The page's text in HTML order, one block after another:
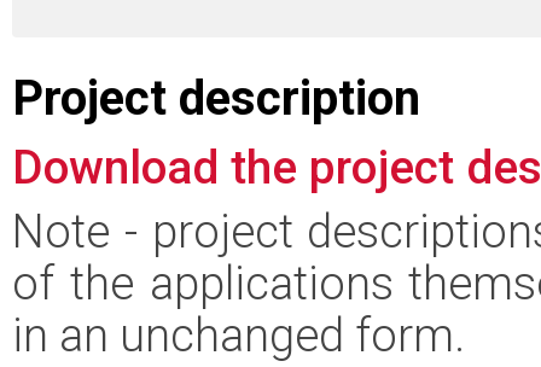
Project description
Download the project
Note - project
of the applications
in an unchanged form.